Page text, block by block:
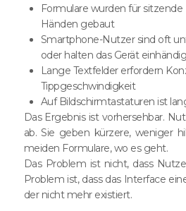
Formulare wurden für
Händen gebaut
Smartphone-Nutzer sind oft
oder halten das Gerät einhändig
Lange Textfelder erfordern
Tippgeschwindigkeit
Auf Bildschirmtastaturen ist
Das Ergebnis ist vorhersehbar.
ab. Sie geben kürzere, weniger
meiden Formulare, wo es geht.
Das Problem ist nicht, dass
Problem ist, dass das Interface
der nicht mehr existiert.